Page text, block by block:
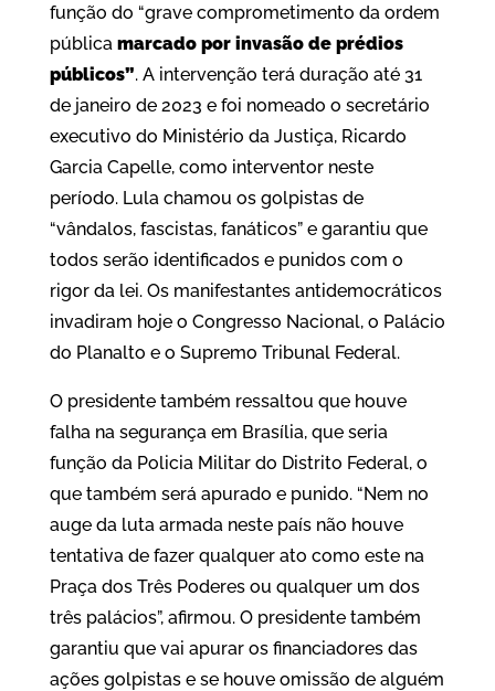
função do “grave comprometimento da ordem
pública marcado por invasão de prédios
públicos”. A intervenção terá duração até 31
de janeiro de 2023 e foi nomeado o secretário
executivo do Ministério da Justiça, Ricardo
Garcia Capelle, como interventor neste
período. Lula chamou os golpistas de
“vândalos, fascistas, fanáticos” e garantiu que
todos serão identificados e punidos com o
rigor da lei. Os manifestantes antidemocráticos
invadiram hoje o Congresso Nacional, o Palácio
do Planalto e o Supremo Tribunal Federal.
O presidente também ressaltou que houve
falha na segurança em Brasília, que seria
função da Policia Militar do Distrito Federal, o
que também será apurado e punido. “Nem no
auge da luta armada neste país não houve
tentativa de fazer qualquer ato como este na
Praça dos Três Poderes ou qualquer um dos
três palácios”, afirmou. O presidente também
garantiu que vai apurar os financiadores das
ações golpistas e se houve omissão de alguém